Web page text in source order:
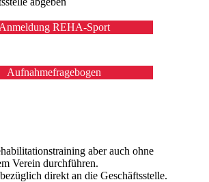
Anmeldung REHA-Sport
Aufnahmefragebogen
aber auch ohne
Verein durchführen.
direkt an die Geschäftsstelle.